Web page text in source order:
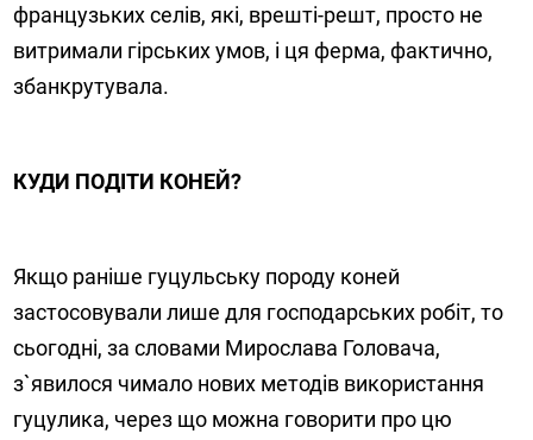
французьких селів, які, врешті-решт, просто не
витримали гірських умов, і ця ферма, фактично,
збанкрутувала.
КУДИ ПОДІТИ КОНЕЙ?
Якщо раніше гуцульську породу коней
застосовували лише для господарських робіт, то
сьогодні, за словами Мирослава Головача,
з`явилося чимало нових методів використання
гуцулика, через що можна говорити про цю